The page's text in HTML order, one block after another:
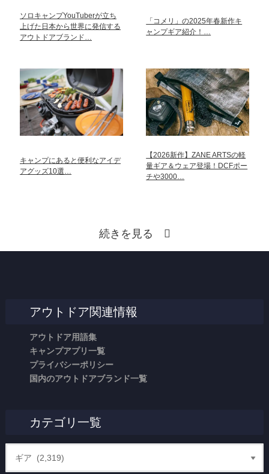
ソロキャンプYouTuberが立ち
上げた日本から世界に発信する
アウトドアブランド…
「コメリ」の2025年春新作キ
ャンプギア紹介！…
キャンプにあると便利なアイデ
アグッズ10選…
【2026新作】ZANE ARTSの軽
量ギア＆ウェア登場！DCFポー
チや3000…
続きを見る
アウトドア関連情報
アウトドア用語集
キャンプアプリ一覧
プライバシーポリシー
国内のアウトドアブランド一覧
カテゴリ一覧